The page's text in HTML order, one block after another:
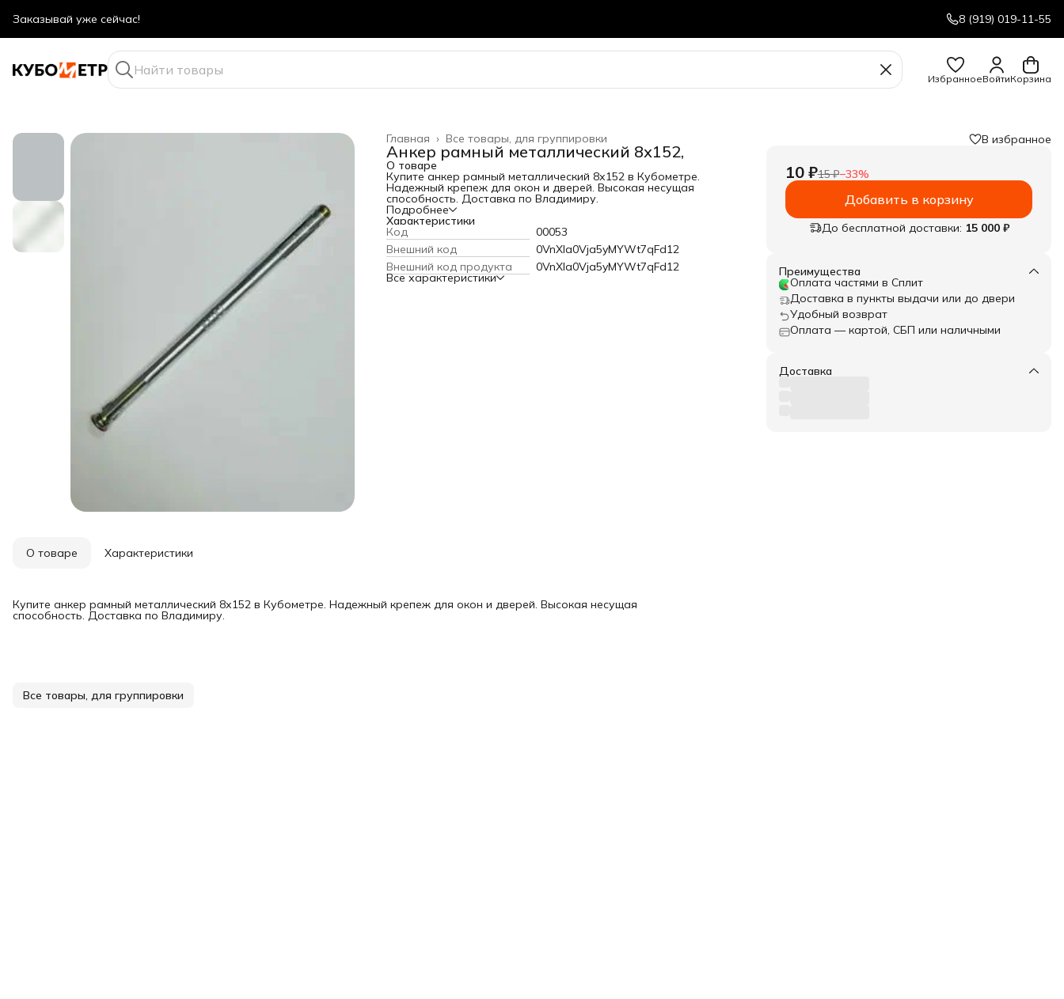
Оптовые цены даже для физ. лиц 8 (919) 019-11-55
ИзбранноеВойтиКорзина
Все товары, для группировки
Главная ›
Анкер рамный металлический 8х152,
О товаре
Купите анкер рамный металлический 8х152 в Кубометре.
Надежный крепеж для окон и дверей. Высокая несущая
способность. Доставка по Владимиру.
Подробнее
Характеристики
Код
00053
Внешний код
0VnXla0Vja5yMYWt7qFd12
Внешний код продукта
0VnXla0Vja5yMYWt7qFd12
Все характеристики
В избранное
10 ₽15 ₽−33%
Добавить в корзину
До бесплатной доставки: 15 000 ₽
Преимущества
Оплата частями в Сплит
Доставка в пункты выдачи или до двери
Удобный возврат
Оплата — картой, СБП или наличными
Доставка
О товаре Характеристики
Купите анкер рамный металлический 8х152 в Кубометре. Надежный крепеж для окон и дверей. Высокая несущая
способность. Доставка по Владимиру.
Все товары, для группировки